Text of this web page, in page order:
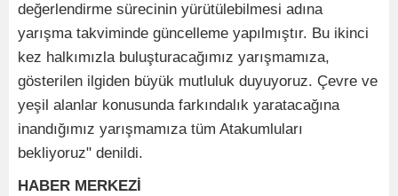
değerlendirme sürecinin yürütülebilmesi adına
yarışma takviminde güncelleme yapılmıştır. Bu ikinci
kez halkımızla buluşturacağımız yarışmamıza,
gösterilen ilgiden büyük mutluluk duyuyoruz. Çevre ve
yeşil alanlar konusunda farkındalık yaratacağına
inandığımız yarışmamıza tüm Atakumluları
bekliyoruz" denildi.
HABER MERKEZİ